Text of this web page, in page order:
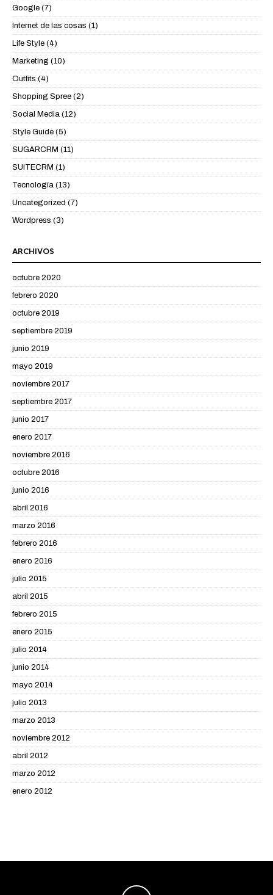
Google (7)
Internet de las cosas (1)
Life Style (4)
Marketing (10)
Outfits (4)
Shopping Spree (2)
Social Media (12)
Style Guide (5)
SUGARCRM (11)
SUITECRM (1)
Tecnología (13)
Uncategorized (7)
Wordpress (3)
ARCHIVOS
octubre 2020
febrero 2020
octubre 2019
septiembre 2019
junio 2019
mayo 2019
noviembre 2017
septiembre 2017
junio 2017
enero 2017
noviembre 2016
octubre 2016
junio 2016
abril 2016
marzo 2016
febrero 2016
enero 2016
julio 2015
abril 2015
febrero 2015
enero 2015
julio 2014
junio 2014
mayo 2014
julio 2013
marzo 2013
noviembre 2012
abril 2012
marzo 2012
enero 2012